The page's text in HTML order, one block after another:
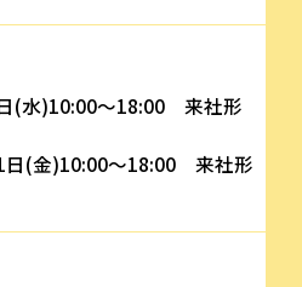
(水)10:00～18:00 来社形
日(金)10:00～18:00 来社形